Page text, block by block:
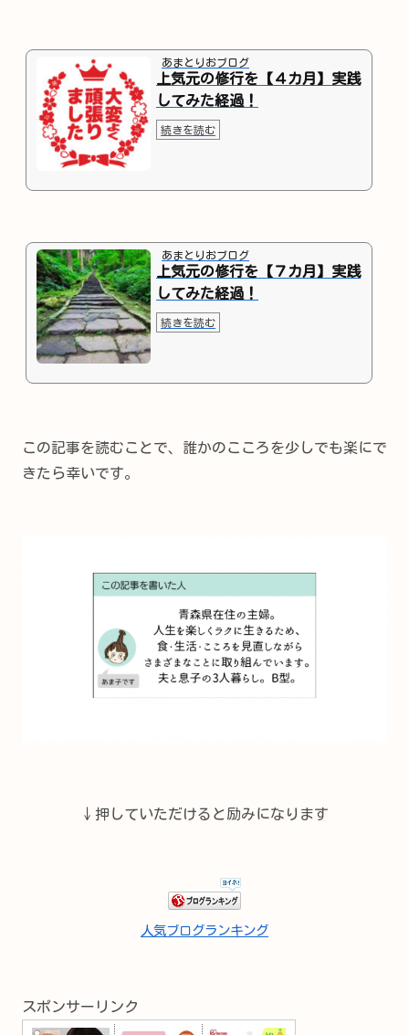
あまとりおブログ
上気元の修行を【４カ月】実践
してみた経過！
続きを読む
あまとりおブログ
上気元の修行を【７カ月】実践
してみた経過！
続きを読む
この記事を読むことで、誰かのこころを少しでも楽にで
きたら幸いです。
↓押していただけると励みになります
人気ブログランキング
スポンサーリンク